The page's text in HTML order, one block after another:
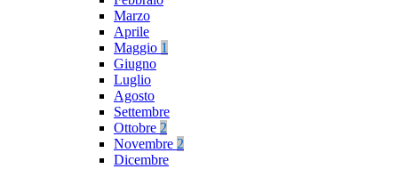
Marzo
Aprile
Maggio 1
Giugno
Luglio
Agosto
Settembre
Ottobre 2
Novembre 2
Dicembre